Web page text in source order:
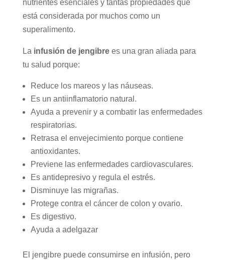
nutrientes esenciales y tantas propiedades que
está considerada por muchos como un
superalimento.
La infusión de jengibrees una gran aliada para
tu salud porque:
Reduce los mareos y las náuseas.
Es un antiinflamatorio natural.
Ayuda a prevenir y a combatir las enfermedades
respiratorias.
Retrasa el envejecimiento porque contiene
antioxidantes.
Previene las enfermedades cardiovasculares.
Es antidepresivo y regula el estrés.
Disminuye las migrañas.
Protege contra el cáncer de colon y ovario.
Es digestivo.
Ayuda a adelgazar
El jengibre puede consumirse en infusión, pero